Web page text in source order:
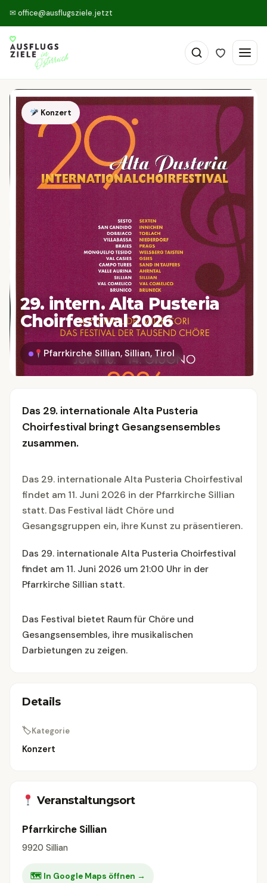
✉ office@ausflugsziele.jetzt
Konzert
29. intern. Alta Pusteria
Choirfestival 2026
Pfarrkirche Sillian, Sillian, Tirol
Das 29. internationale Alta Pusteria
Choirfestival bringt Gesangsensembles
zusammen.
Das 29. internationale Alta Pusteria Choirfestival
findet am 11. Juni 2026 in der Pfarrkirche Sillian
statt. Das Festival lädt Chöre und
Gesangsgruppen ein, ihre Kunst zu präsentieren.
Das 29. internationale Alta Pusteria Choirfestival
findet am 11. Juni 2026 um 21:00 Uhr in der
Pfarrkirche Sillian statt.
Das Festival bietet Raum für Chöre und
Gesangsensembles, ihre musikalischen
Darbietungen zu zeigen.
Details
🏷Kategorie
Konzert
Veranstaltungsort
Pfarrkirche Sillian
9920 Sillian
🗺 In Google Maps öffnen →